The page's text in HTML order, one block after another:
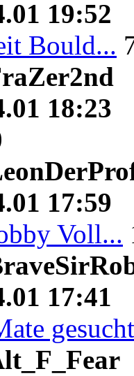
19:52
Bould...
18:23
17:59
Voll...
17:41
gesucht